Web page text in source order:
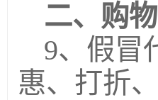
二、购
9、假冒
惠、打折